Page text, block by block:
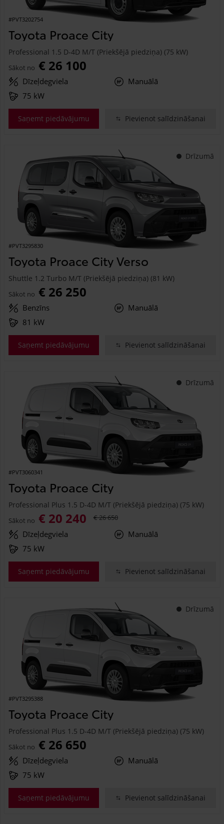
#PVT3202754
Toyota Proace City
Professional 1.5 D-4D M/T (Priekšējā piedziņa) (75 kW)
Sākot no € 26 100
Dīzeļdegviela
Manuālā
75 kW
Saņemt piedāvājumu Pievienot salīdzināšanai
Drīzumā
#PVT3295830
Toyota Proace City Verso
Shuttle 1.2 Turbo M/T (Priekšējā piedziņa) (81 kW)
Sākot no € 26 250
Benzīns
Manuālā
81 kW
Saņemt piedāvājumu Pievienot salīdzināšanai
Drīzumā
#PVT3060341
Toyota Proace City
Professional Plus 1.5 D-4D M/T (Priekšējā piedziņa) (75 kW)
Sākot no € 20 240 € 26 650
Dīzeļdegviela
Manuālā
75 kW
Saņemt piedāvājumu Pievienot salīdzināšanai
Drīzumā
#PVT3295388
Toyota Proace City
Professional Plus 1.5 D-4D M/T (Priekšējā piedziņa) (75 kW)
Sākot no € 26 650
Dīzeļdegviela
Manuālā
75 kW
Saņemt piedāvājumu Pievienot salīdzināšanai